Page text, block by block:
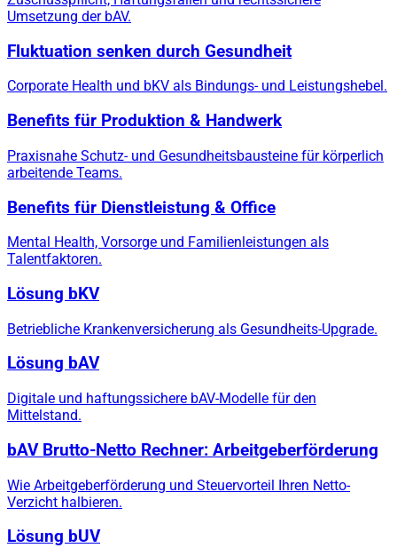
Umsetzung der bAV.
Fluktuation senken durch Gesundheit
Corporate Health und bKV als Bindungs- und Leistungshebel.
Benefits für Produktion & Handwerk
Praxisnahe Schutz- und Gesundheitsbausteine für körperlich
arbeitende Teams.
Benefits für Dienstleistung & Office
Mental Health, Vorsorge und Familienleistungen als
Talentfaktoren.
Lösung bKV
Betriebliche Krankenversicherung als Gesundheits-Upgrade.
Lösung bAV
Digitale und haftungssichere bAV-Modelle für den
Mittelstand.
bAV Brutto-Netto Rechner: Arbeitgeberförderung
Wie Arbeitgeberförderung und Steuervorteil Ihren Netto-
Verzicht halbieren.
Lösung bUV